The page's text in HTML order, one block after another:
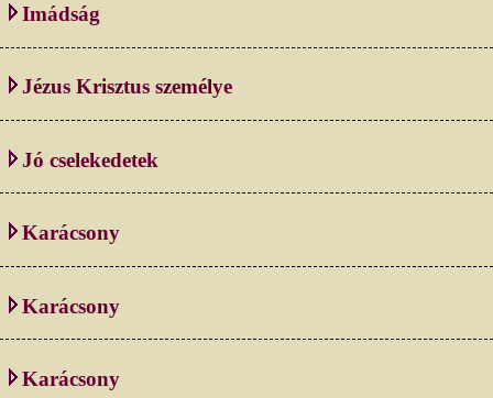
Imádság
Jézus Krisztus személye
Jó cselekedetek
Karácsony
Karácsony
Karácsony